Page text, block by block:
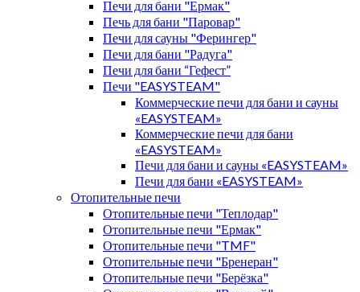
Печи для бани "Ермак"
Печь для бани "Паровар"
Печи для сауны "Ферингер"
Печи для бани "Радуга"
Печи для бани “Гефест”
Печи "EASYSTEAM"
Коммерческие печи для бани и сауны
«EASYSTEAM»
Коммерческие печи для бани
«EASYSTEAM»
Печи для бани и сауны «EASYSTEAM»
Печи для бани «EASYSTEAM»
Отопительные печи
Отопительные печи "Теплодар"
Отопительные печи "Ермак"
Отопительные печи "TMF"
Отопительные печи "Бренеран"
Отопительные печи "Берёзка"